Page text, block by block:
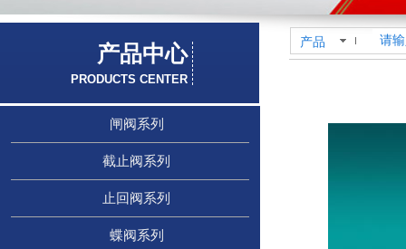
产品
产品中心
PRODUCTS CENTER
闸阀系列
截止阀系列
止回阀系列
蝶阀系列